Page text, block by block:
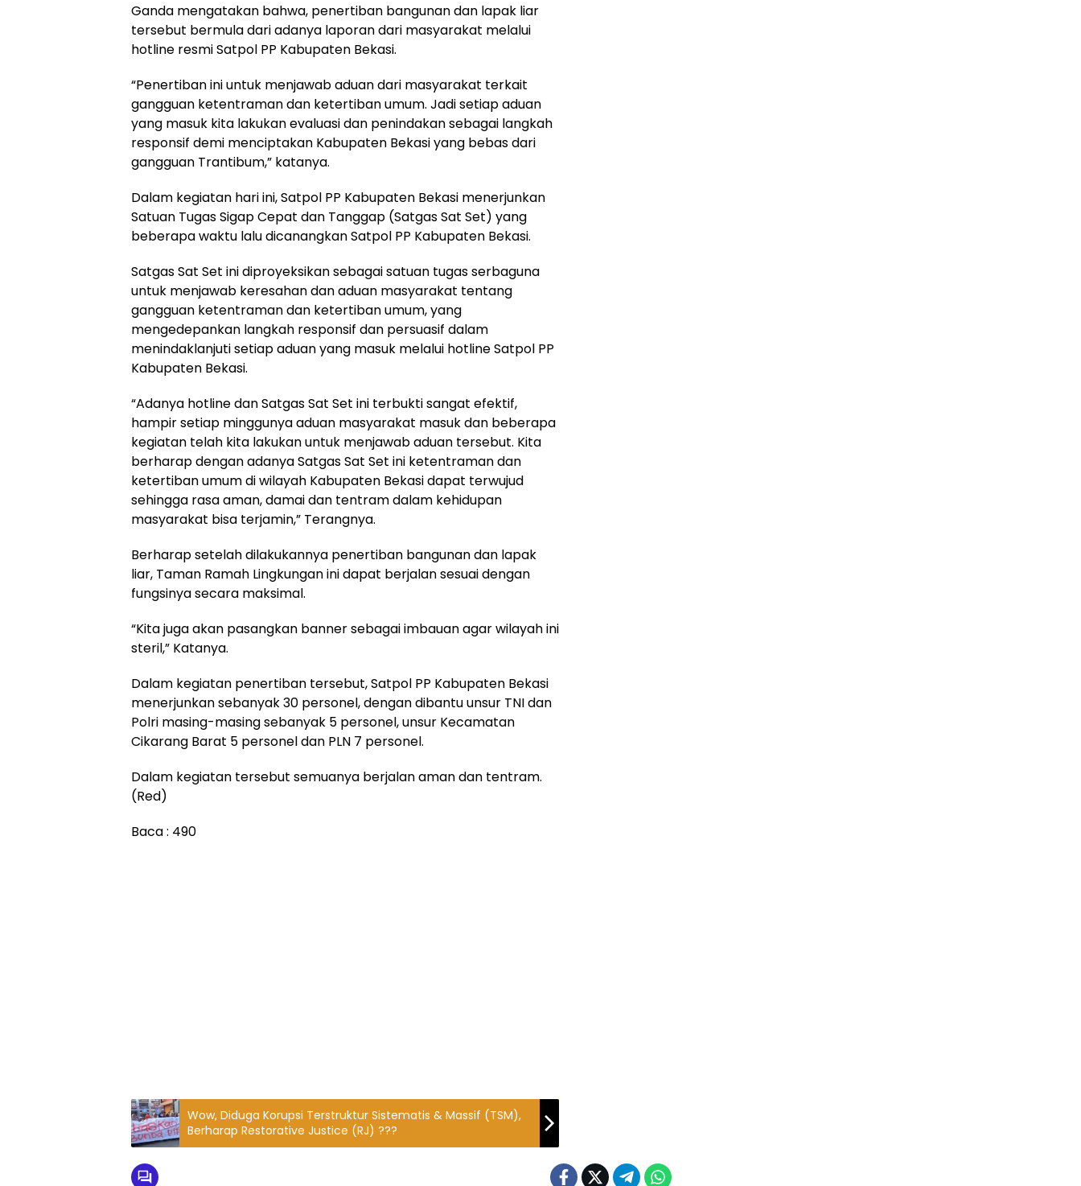
Ganda mengatakan bahwa, penertiban bangunan dan lapak liar
tersebut bermula dari adanya laporan dari masyarakat melalui
hotline resmi Satpol PP Kabupaten Bekasi.
“Penertiban ini untuk menjawab aduan dari masyarakat terkait
gangguan ketentraman dan ketertiban umum. Jadi setiap aduan
yang masuk kita lakukan evaluasi dan penindakan sebagai langkah
responsif demi menciptakan Kabupaten Bekasi yang bebas dari
gangguan Trantibum,” katanya.
Dalam kegiatan hari ini, Satpol PP Kabupaten Bekasi menerjunkan
Satuan Tugas Sigap Cepat dan Tanggap (Satgas Sat Set) yang
beberapa waktu lalu dicanangkan Satpol PP Kabupaten Bekasi.
Satgas Sat Set ini diproyeksikan sebagai satuan tugas serbaguna
untuk menjawab keresahan dan aduan masyarakat tentang
gangguan ketentraman dan ketertiban umum, yang
mengedepankan langkah responsif dan persuasif dalam
menindaklanjuti setiap aduan yang masuk melalui hotline Satpol PP
Kabupaten Bekasi.
“Adanya hotline dan Satgas Sat Set ini terbukti sangat efektif,
hampir setiap minggunya aduan masyarakat masuk dan beberapa
kegiatan telah kita lakukan untuk menjawab aduan tersebut. Kita
berharap dengan adanya Satgas Sat Set ini ketentraman dan
ketertiban umum di wilayah Kabupaten Bekasi dapat terwujud
sehingga rasa aman, damai dan tentram dalam kehidupan
masyarakat bisa terjamin,” Terangnya.
Berharap setelah dilakukannya penertiban bangunan dan lapak
liar, Taman Ramah Lingkungan ini dapat berjalan sesuai dengan
fungsinya secara maksimal.
“Kita juga akan pasangkan banner sebagai imbauan agar wilayah ini
steril,” Katanya.
Dalam kegiatan penertiban tersebut, Satpol PP Kabupaten Bekasi
menerjunkan sebanyak 30 personel, dengan dibantu unsur TNI dan
Polri masing-masing sebanyak 5 personel, unsur Kecamatan
Cikarang Barat 5 personel dan PLN 7 personel.
Dalam kegiatan tersebut semuanya berjalan aman dan tentram.
(Red)
Baca : 490
Wow, Diduga Korupsi Terstruktur Sistematis & Massif (TSM),
Berharap Restorative Justice (RJ) ???